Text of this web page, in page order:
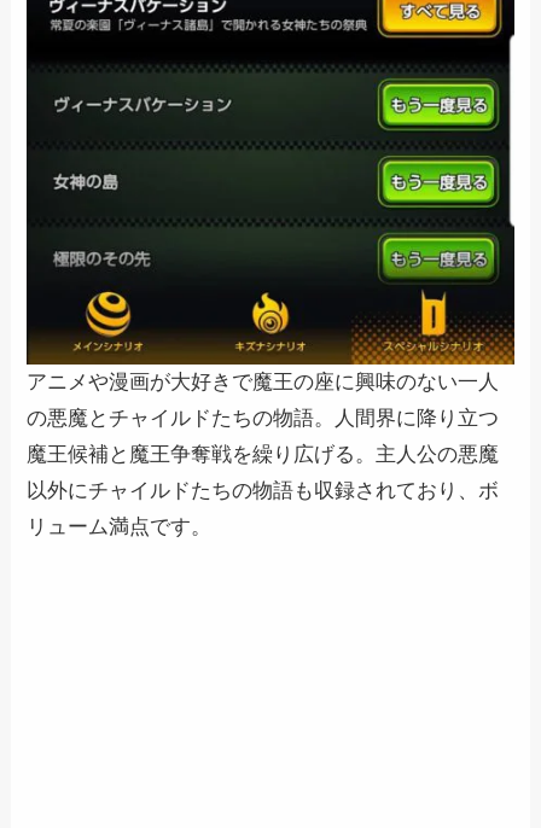
アニメや漫画が大好きで魔王の座に興味のない一人
の悪魔とチャイルドたちの物語。人間界に降り立つ
魔王候補と魔王争奪戦を繰り広げる。主人公の悪魔
以外にチャイルドたちの物語も収録されており、ボ
リューム満点です。